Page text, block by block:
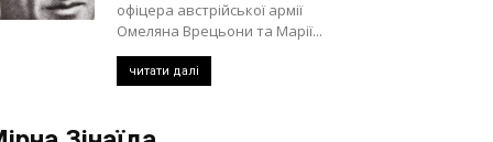
офіцера австрійської армії
Омеляна Врецьони та Марії...
читати далі